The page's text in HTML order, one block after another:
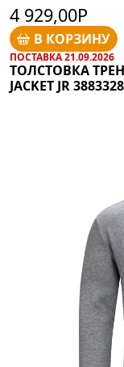
4 929,00Р
В КОРЗИНУ
ПОСТАВКА 21.09.2026
ТОЛСТОВКА
JACKET JR